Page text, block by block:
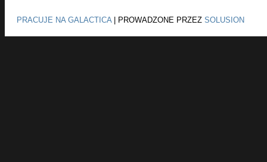
PRACUJE NA GALACTICA| PROWADZONE PRZEZ SOLUSION